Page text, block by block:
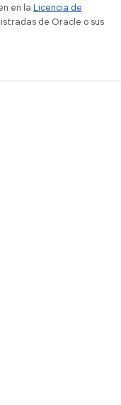
en la Licencia de
de Oracle o sus